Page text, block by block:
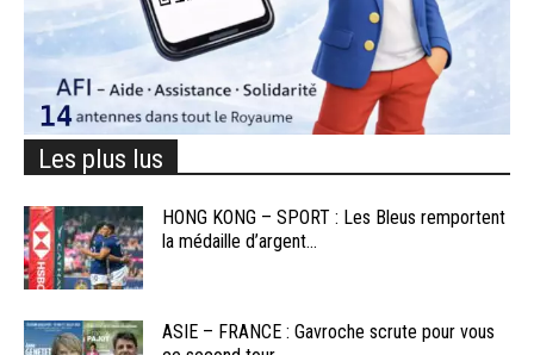
Les plus lus
HONG KONG – SPORT : Les Bleus remportent
la médaille d’argent...
ASIE – FRANCE : Gavroche scrute pour vous